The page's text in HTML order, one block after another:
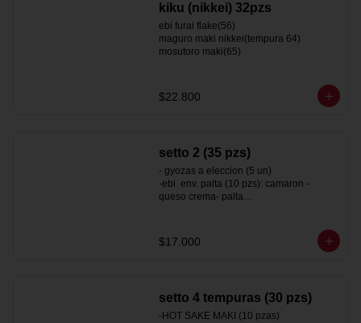
kiku (nikkei) 32pzs
ebi furai flake(56)
maguro maki nikkei(tempura 64)
mosutoro maki(65)
$22.800
setto 2 (35 pzs)
- gyozas a eleccion (5 un)
-ebi  env. palta (10 pzs): camaron -
queso crema- palta
-hot tori maki  (10 pzs): pollo- queso
crema - ciboulette ( roll frito)
$17.000
setto 4 tempuras (30 pzs)
-HOT SAKE MAKI (10 pzas)